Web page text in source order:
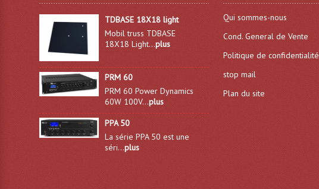
TDBASE 18X18 light
Mobil truss TDBASE
18X18 Light...plus
PRM 60
PRM 60 Power Dynamics
60W 100V...plus
PPA 50
La série PPA 50 est une
séri...plus
Qui sommes-nous
Cond. General de Vente
Politique de confidentialité
stop mail
Plan du site